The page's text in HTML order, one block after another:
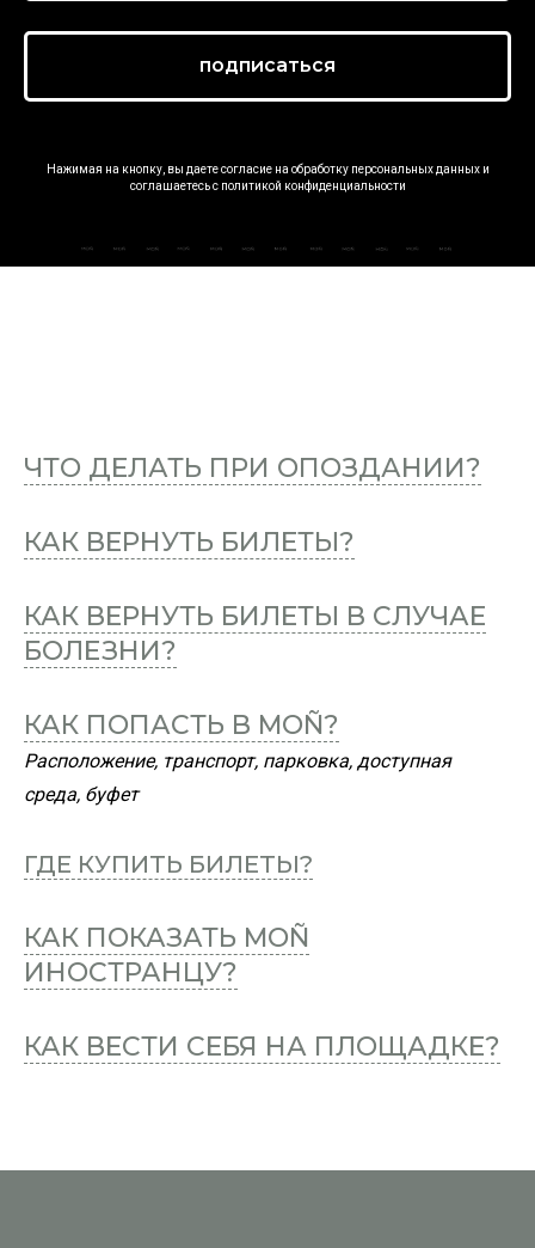
подписаться
Нажимая на кнопку, вы даете согласие на обработку персональных данных и
соглашаетесь c политикой конфиденциальности
ЧТО ДЕЛАТЬ ПРИ ОПОЗДАНИИ?
КАК ВЕРНУТЬ БИЛЕТЫ?
КАК ВЕРНУТЬ БИЛЕТЫ В СЛУЧАЕ
БОЛЕЗНИ?
КАК ПОПАСТЬ В MOÑ?
Расположение, транспорт, парковка, доступная
среда, буфет
ГДЕ КУПИТЬ БИЛЕТЫ?
КАК ПОКАЗАТЬ MOÑ
ИНОСТРАНЦУ?
КАК ВЕСТИ СЕБЯ НА ПЛОЩАДКЕ?